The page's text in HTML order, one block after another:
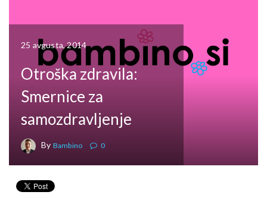
25 avgusta, 2014
Otroška zdravila:
Smernice za
samozdravljenje
By Bambino 0